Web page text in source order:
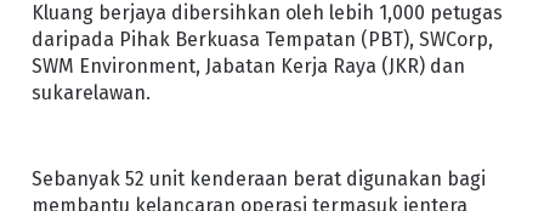
Kluang berjaya dibersihkan oleh lebih 1,000 petugas
daripada Pihak Berkuasa Tempatan (PBT), SWCorp,
SWM Environment, Jabatan Kerja Raya (JKR) dan
sukarelawan.
Sebanyak 52 unit kenderaan berat digunakan bagi
membantu kelancaran operasi termasuk jentera